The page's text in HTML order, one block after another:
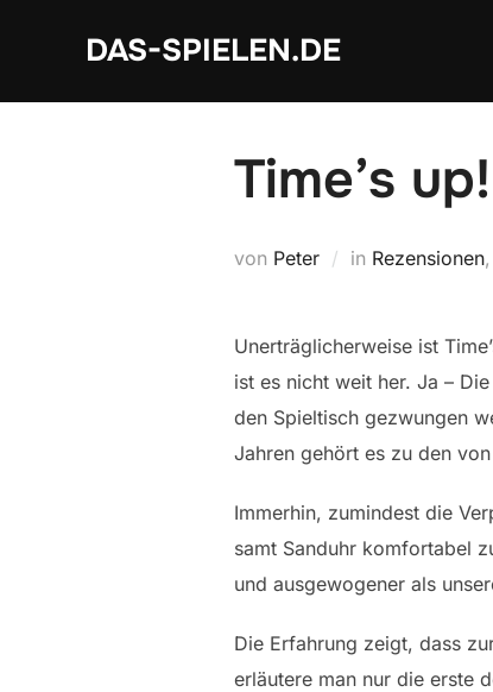
DAS-SPIELEN.DE
Time’s
von Peter in Rezensionen,
Unerträglicherweise ist
ist es nicht weit her. Ja –
den Spieltisch gezwungen
Jahren gehört es zu den
Immerhin, zumindest die
samt Sanduhr komfortabel
und ausgewogener als
Die Erfahrung zeigt, dass
erläutere man nur die erste